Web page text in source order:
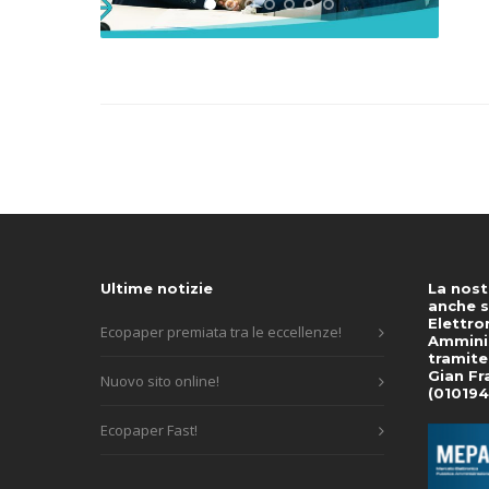
Ultime notizie
Ecopaper premiata tra le eccellenze!
Nuovo sito online!
Ecopaper Fast!
La
anche
tramite
Gian